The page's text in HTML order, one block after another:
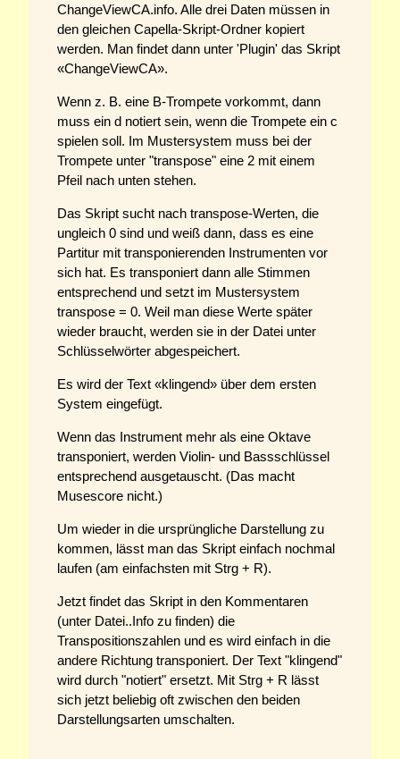
ChangeViewCA.info. Alle drei Daten müssen in
den gleichen Capella-Skript-Ordner kopiert
werden. Man findet dann unter 'Plugin' das Skript
«ChangeViewCA».
Wenn z. B. eine B-Trompete vorkommt, dann
muss ein d notiert sein, wenn die Trompete ein c
spielen soll. Im Mustersystem muss bei der
Trompete unter "transpose" eine 2 mit einem
Pfeil nach unten stehen.
Das Skript sucht nach transpose-Werten, die
ungleich 0 sind und weiß dann, dass es eine
Partitur mit transponierenden Instrumenten vor
sich hat. Es transponiert dann alle Stimmen
entsprechend und setzt im Mustersystem
transpose = 0. Weil man diese Werte später
wieder braucht, werden sie in der Datei unter
Schlüsselwörter abgespeichert.
Es wird der Text «klingend» über dem ersten
System eingefügt.
Wenn das Instrument mehr als eine Oktave
transponiert, werden Violin- und Bassschlüssel
entsprechend ausgetauscht. (Das macht
Musescore nicht.)
Um wieder in die ursprüngliche Darstellung zu
kommen, lässt man das Skript einfach nochmal
laufen (am einfachsten mit Strg + R).
Jetzt findet das Skript in den Kommentaren
(unter Datei..Info zu finden) die
Transpositionszahlen und es wird einfach in die
andere Richtung transponiert. Der Text "klingend"
wird durch "notiert" ersetzt. Mit Strg + R lässt
sich jetzt beliebig oft zwischen den beiden
Darstellungsarten umschalten.